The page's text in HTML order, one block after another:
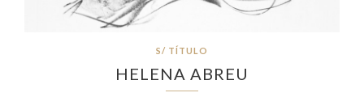
S/ TÍTULO
HELENA ABREU